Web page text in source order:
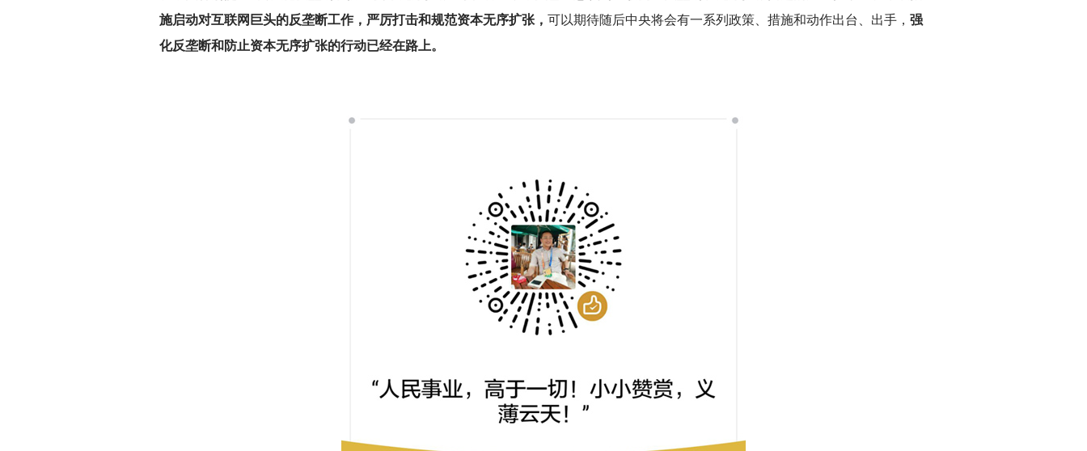
施启动对互联网巨头的反垄断工作，严厉打击和规范资本无序扩张， 可以期待随后中央将会有一系列政策、措施和动作出台、出手， 强
化反垄断和防止资本无序扩张的行动已经在路上。